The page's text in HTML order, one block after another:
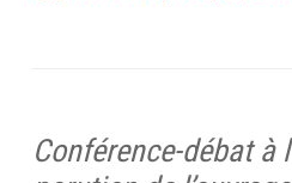
Conférence-débat à